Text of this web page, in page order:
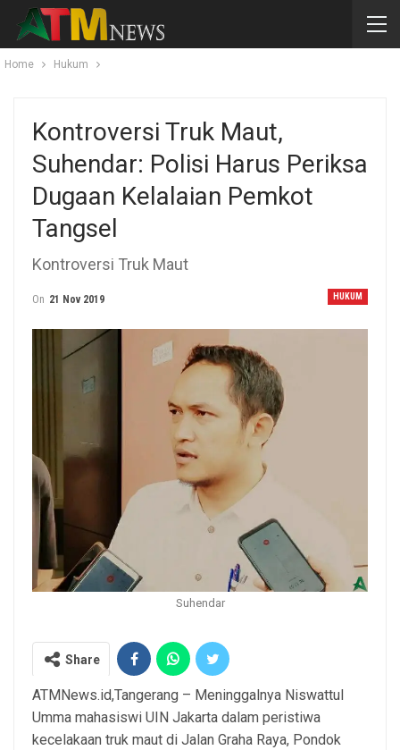
Home Hukum
Kontroversi Truk Maut,
Suhendar: Polisi Harus Periksa
Dugaan Kelalaian Pemkot
Tangsel
Kontroversi Truk Maut
HUKUM
On 21 Nov 2019
Suhendar
Share
ATMNews.id,Tangerang – Meninggalnya Niswattul
Umma mahasiswi UIN Jakarta dalam peristiwa
kecelakaan truk maut di Jalan Graha Raya, Pondok